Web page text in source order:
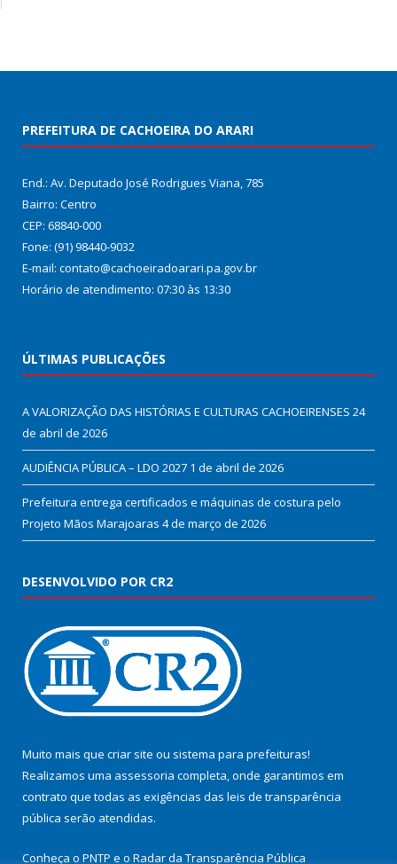
PREFEITURA DE CACHOEIRA DO ARARI
End.: Av. Deputado José Rodrigues Viana, 785
Bairro: Centro
CEP: 68840-000
Fone: (91) 98440-9032
E-mail: contato@cachoeiradoarari.pa.gov.br
Horário de atendimento: 07:30 às 13:30
ÚLTIMAS PUBLICAÇÕES
A VALORIZAÇÃO DAS HISTÓRIAS E CULTURAS CACHOEIRENSES 24
de abril de 2026
AUDIÊNCIA PÚBLICA – LDO 2027 1 de abril de 2026
Prefeitura entrega certificados e máquinas de costura pelo
Projeto Mãos Marajoaras 4 de março de 2026
DESENVOLVIDO POR CR2
Muito mais que criar site ou sistema para prefeituras!
Realizamos uma assessoria completa, onde garantimos em
contrato que todas as exigências das leis de transparência
pública serão atendidas.
Conheça o PNTP e o Radar da Transparência Pública